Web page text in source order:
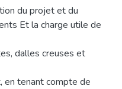
du projet et du
Et la charge utile de
dalles creuses et
en tenant compte de